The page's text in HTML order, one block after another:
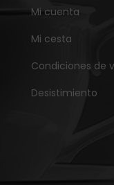
Mi cuenta
Mi cesta
Condiciones de
Desistimiento